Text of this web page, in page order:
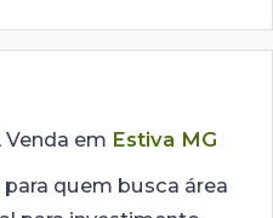
Venda em Estiva MG
quem busca área